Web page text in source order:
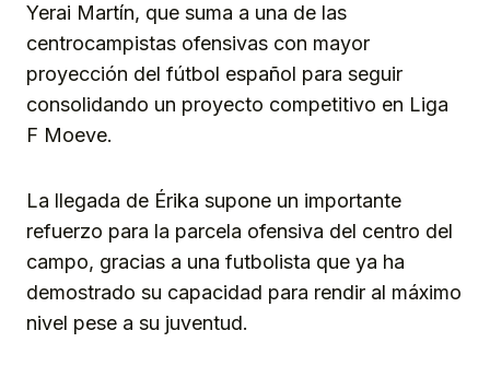
Yerai Martín, que suma a una de las
centrocampistas ofensivas con mayor
proyección del fútbol español para seguir
consolidando un proyecto competitivo en Liga
F Moeve.
La llegada de Érika supone un importante
refuerzo para la parcela ofensiva del centro del
campo, gracias a una futbolista que ya ha
demostrado su capacidad para rendir al máximo
nivel pese a su juventud.